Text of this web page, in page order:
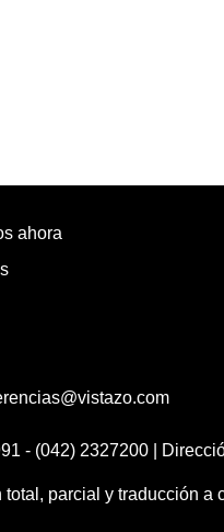
ahora
- (042) 2327200 |
parcial y traducción